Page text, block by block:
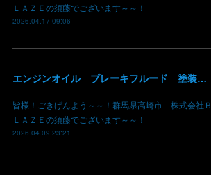
ＬＡＺＥの須藤でございます～～！
2026.04.17 09:06
エンジンオイル ブレーキフルード 塗装用シンナー あります！ 価格現状維持 価格吸収 原油不足 値段高騰 群馬 高崎
皆様！ごきげんよう～～！群馬県高崎市 株式会社Ｂ
ＬＡＺＥの須藤でございます～～！
2026.04.09 23:21